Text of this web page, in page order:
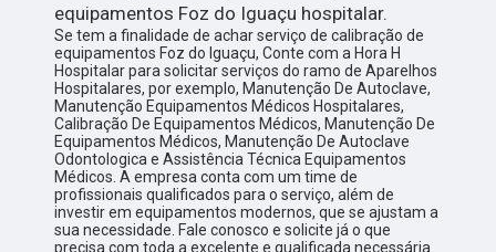
equipamentos Foz do Iguaçu hospitalar.
Se tem a finalidade de achar serviço de calibração de
equipamentos Foz do Iguaçu, Conte com a Hora H
Hospitalar para solicitar serviços do ramo de Aparelhos
Hospitalares, por exemplo, Manutenção De Autoclave,
Manutenção Equipamentos Médicos Hospitalares,
Calibração De Equipamentos Médicos, Manutenção De
Equipamentos Médicos, Manutenção De Autoclave
Odontologica e Assistência Técnica Equipamentos
Médicos. A empresa conta com um time de
profissionais qualificados para o serviço, além de
investir em equipamentos modernos, que se ajustam a
sua necessidade. Fale conosco e solicite já o que
precisa com toda a excelente e qualificada necessária.